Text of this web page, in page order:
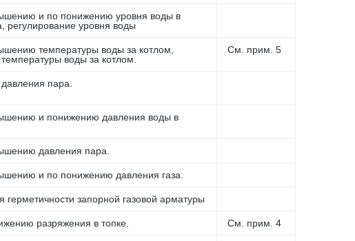
и по понижению уровня воды в
регулирование уровня воды
температуры воды за котлом,
воды за котлом.
См. прим. 5
пара.
и понижению давления воды в
давления пара.
и по понижению давления газа.
герметичности запорной газовой арматуры
разряжения в топке. См. прим. 4